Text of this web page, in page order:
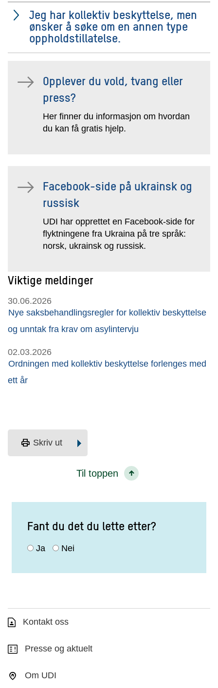
Jeg har kollektiv beskyttelse, men
ønsker å søke om en annen type
oppholdstillatelse.
Opplever du vold, tvang eller
press?
Her finner du informasjon om hvordan
du kan få gratis hjelp.
Facebook-side på ukrainsk og
russisk
UDI har opprettet en Facebook-side for
flyktningene fra Ukraina på tre språk:
norsk, ukrainsk og russisk.
Viktige meldinger
30.06.2026
Nye saksbehandlingsregler for kollektiv beskyttelse
og unntak fra krav om asylintervju
02.03.2026
Ordningen med kollektiv beskyttelse forlenges med
ett år
print Skriv ut
Til toppen
Fant du det du lette etter?
Ja Nei
Kontakt oss
Presse og aktuelt
Om UDI